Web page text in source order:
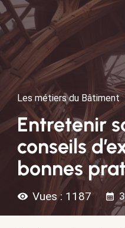
Les métiers du Bâtiment
Entretenir
conseils
bonnes
visibility Vues : 1187 calendar_month